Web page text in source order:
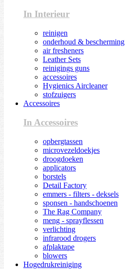
In Interieur
reinigen
onderhoud & bescherming
air fresheners
Leather Sets
reinigings guns
accessoires
Hygienics Aircleaner
stofzuigers
Accessoires
In Accessoires
opbergtassen
microvezeldoekjes
droogdoeken
applicators
borstels
Detail Factory
emmers - filters - deksels
sponsen - handschoenen
The Rag Company
meng - sprayflessen
verlichting
infrarood drogers
afplaktape
blowers
Hogedrukreiniging